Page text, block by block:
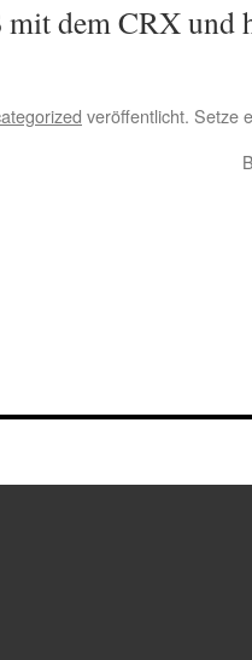
dem CRX und
veröffentlicht. Setze